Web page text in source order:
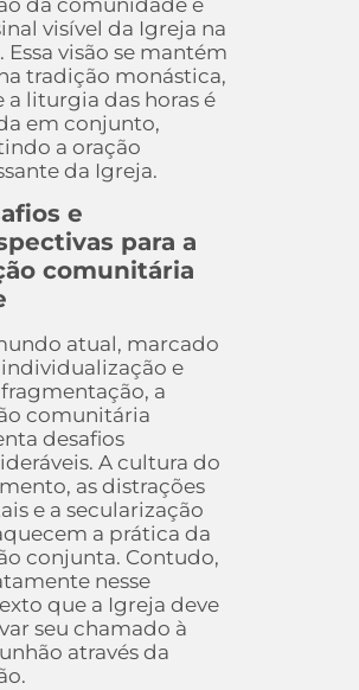
visível da Igreja na
Essa visão se mantém
tradição monástica,
a liturgia das horas é
em conjunto,
a oração
da Igreja.
e
para a
comunitária
atual, marcado
e
a
comunitária
desafios
A cultura do
as distrações
e a secularização
a prática da
conjunta. Contudo,
nesse
que a Igreja deve
seu chamado à
através da